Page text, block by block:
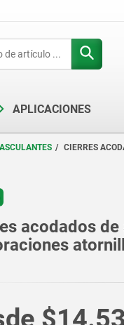
APLICACIONES
CIERRES
acodados